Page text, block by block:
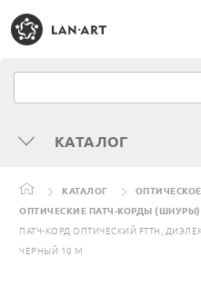
КАТАЛОГ
КАТАЛОГ
ОПТИЧЕСКИЕ ПАТЧ-КОРДЫ (ШНУРЫ)
ПАТЧ-КОРД ОПТИЧЕСКИЙ FTTH,
ЧЕРНЫЙ 10 М